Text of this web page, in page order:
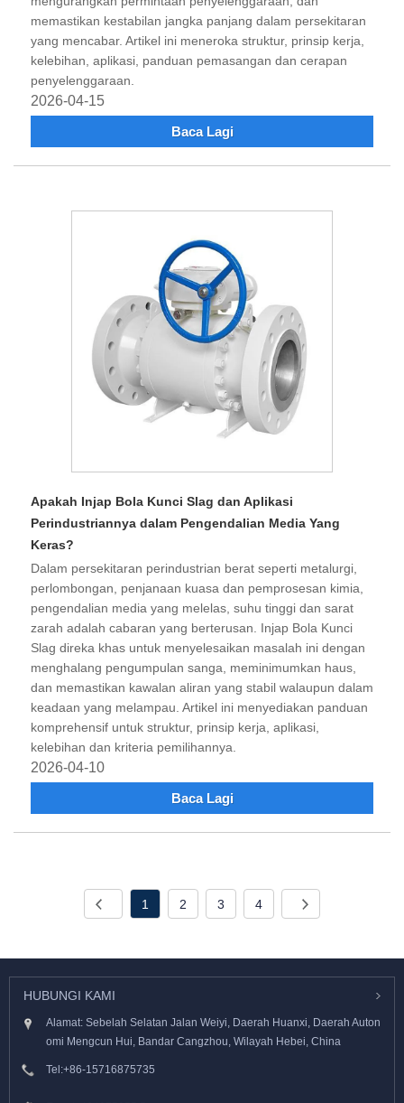
memastikan kestabilan jangka panjang dalam persekitaran
yang mencabar. Artikel ini meneroka struktur, prinsip kerja,
kelebihan, aplikasi, panduan pemasangan dan cerapan
penyelenggaraan.
2026-04-15
Baca Lagi
Apakah Injap Bola Kunci Slag dan Aplikasi
Perindustriannya dalam Pengendalian Media Yang
Keras?
Dalam persekitaran perindustrian berat seperti metalurgi,
perlombongan, penjanaan kuasa dan pemprosesan kimia,
pengendalian media yang melelas, suhu tinggi dan sarat
zarah adalah cabaran yang berterusan. Injap Bola Kunci
Slag direka khas untuk menyelesaikan masalah ini dengan
menghalang pengumpulan sanga, meminimumkan haus,
dan memastikan kawalan aliran yang stabil walaupun dalam
keadaan yang melampau. Artikel ini menyediakan panduan
komprehensif untuk struktur, prinsip kerja, aplikasi,
kelebihan dan kriteria pemilihannya.
2026-04-10
Baca Lagi
1 2 3 4
HUBUNGI KAMI
Alamat: Sebelah Selatan Jalan Weiyi, Daerah Huanxi, Daerah Auton
omi Mengcun Hui, Bandar Cangzhou, Wilayah Hebei, China
Tel:+86-15716875735